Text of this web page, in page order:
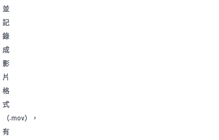
並
記
錄
成
影
片
格
式
（.mov），
有